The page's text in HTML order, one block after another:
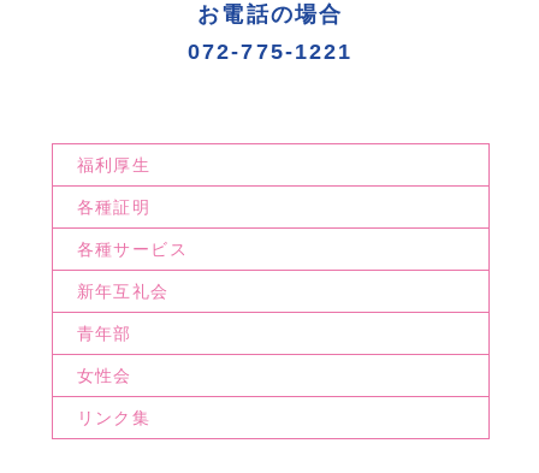
お電話の場合
072-775-1221
福利厚生
各種証明
各種サービス
新年互礼会
青年部
女性会
リンク集